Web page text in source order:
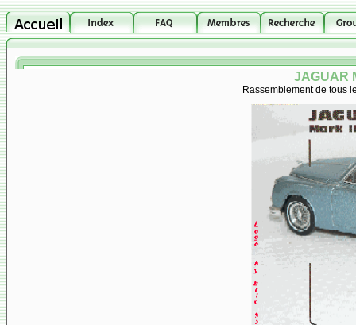
JAGUAR
Rassemblement de tous